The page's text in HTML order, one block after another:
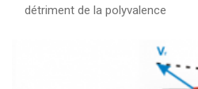
détriment de la polyvalence